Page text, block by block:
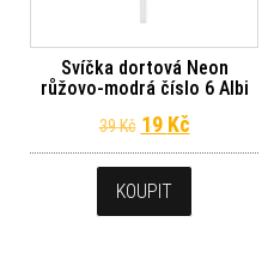
Svíčka dortová Neon
růžovo-modrá číslo 6 Albi
39Kč Původní cena
19 KčAktuální
KOUPIT